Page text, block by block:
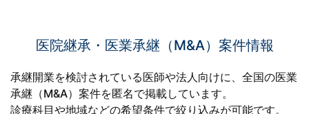
医院継承・医業承継（M&A）案件情報
承継開業を検討されている医師や法人向けに、全国の医業
承継（M&A）案件を匿名で掲載しています。
診療科目や地域などの希望条件で絞り込みが可能です。